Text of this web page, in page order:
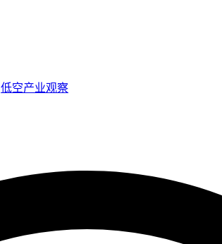
低空产业观察